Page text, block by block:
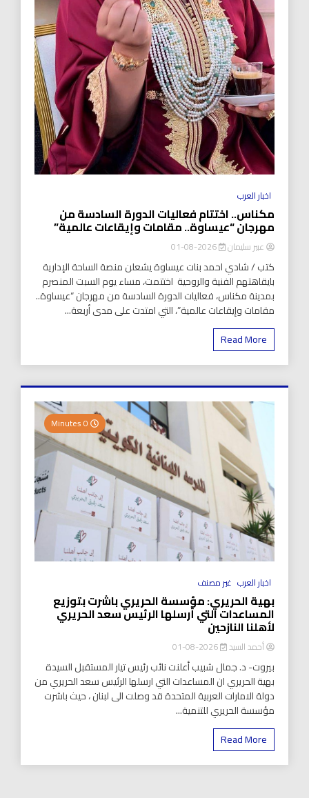
اخبار العرب
مكناس.. اختتام فعاليات الدورة السادسة من
مهرجان “عيساوة.. مقامات وإيقاعات عالمية”
عبير سليمان 2026-08-01
كتب / شادي احمد بنات عيساوة يشعلن منصة الساحة الإدارية
بايقاهتهم الفنية والروحية اختتمت، مساء يوم السبت المنصرم
بمدينة مكناس، فعاليات الدورة السادسة من مهرجان “عيساوة..
مقامات وإيقاعات عالمية”، التي امتدت على مدى أربعة...
Read More
اخبار العرب غير مصنف
بهية الحريري: مؤسسة الحريري باشرت بتوزيع
المساعدات التي أرسلها الرئيس سعد الحريري
لأهلنا النازحين
أحمد السيد 2026-08-01
بيروت- د. جمال شبيب أعلنت نائب رئيس تيار المستقبل السيدة
بهية الحريري ان المساعدات التي ارسلها الرئيس سعد الحريري من
دولة الامارات العربية المتحدة قد وصلت الى لبنان ، حيث باشرت
مؤسسة الحريري للتنمية...
Read More